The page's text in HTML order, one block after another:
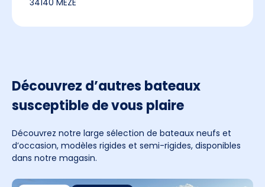
34140 MEZE
Découvrez d’autres bateaux
susceptible de vous plaire
Découvrez notre large sélection de bateaux neufs et
d’occasion, modèles rigides et semi-rigides, disponibles
dans notre magasin.